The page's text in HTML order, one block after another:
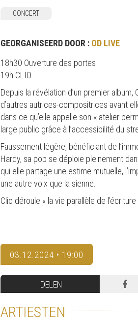
CONCERT
GEORGANISEERD DOOR : OD LIVE
18h30 Ouverture des portes
19h CLIO
Depuis la révélation d’un premier
d’autres autrices-compositrices avant
dans ce qu’elle appelle son « atelier
large public grâce à l’accessibilité du
Faussement légère, bénéficiant de
Hardy, sa pop se déploie pleinement
qui elle partage une estime mutuelle,
une autre voix que la sienne.
Clio déroule « la vie parallèle de
03.12.2024 • 19:00
DELEN
ARTIESTEN